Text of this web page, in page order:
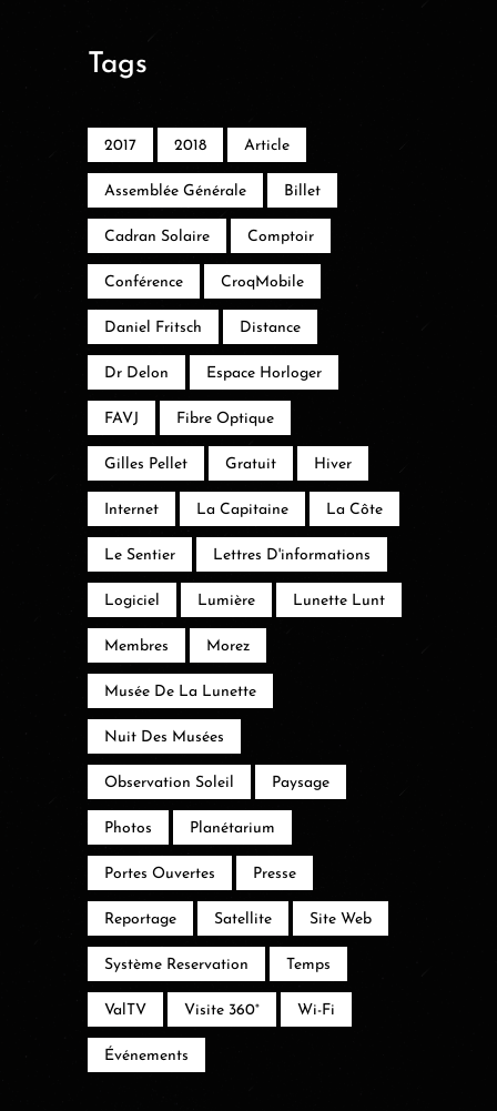
Tags
2017 2018 Article
Assemblée Générale Billet
Cadran Solaire Comptoir
Conférence CroqMobile
Daniel Fritsch Distance
Dr Delon Espace Horloger
FAVJ Fibre Optique
Gilles Pellet Gratuit Hiver
Internet La Capitaine La Côte
Le Sentier Lettres D'informations
Logiciel Lumière Lunette Lunt
Membres Morez
Musée De La Lunette
Nuit Des Musées
Observation Soleil Paysage
Photos Planétarium
Portes Ouvertes Presse
Reportage Satellite Site Web
Système Reservation Temps
ValTV Visite 360° Wi-Fi
Événements